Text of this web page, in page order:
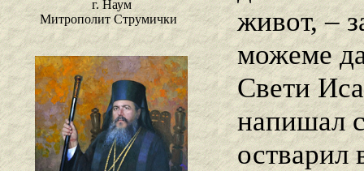
г. Наум
Митрополит Струмички
живот, –
можеме
Свети
напишал
остварил